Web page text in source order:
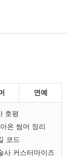
연예
호평
온 썸머 정리
코드
사 커스터마이즈